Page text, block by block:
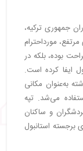
جمهوری ترکیه،
مورداحترام
بوده، بلکه در
ایفا کرده است.
به‌عنوان مکانی
می‌شد. تپه
و ساکنان
برجسته استانبول